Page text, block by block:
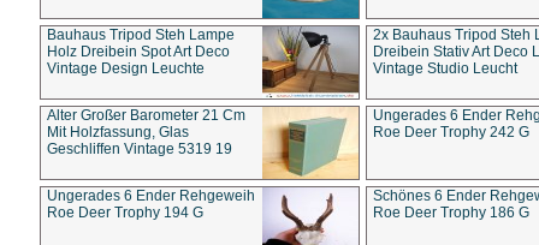
Bauhaus Tripod Steh Lampe
Holz Dreibein Spot Art Deco
Vintage Design Leuchte
2x Bauhaus Tripod Steh
Dreibein Stativ Art Deco
Vintage Studio Leucht
Alter Großer Barometer 21 Cm
Mit Holzfassung, Glas
Geschliffen Vintage 5319 19
Ungerades 6 Ender
Roe Deer Trophy 242 G
Ungerades 6 Ender Rehgeweih
Roe Deer Trophy 194 G
Schönes 6 Ender
Roe Deer Trophy 186 G